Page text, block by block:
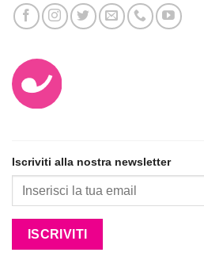
Iscriviti alla nostra newsletter